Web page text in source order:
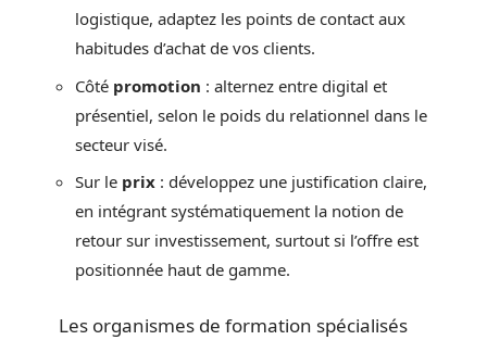
logistique, adaptez les points de contact aux
habitudes d’achat de vos clients.
Côté promotion : alternez entre digital et
présentiel, selon le poids du relationnel dans le
secteur visé.
Sur le prix : développez une justification claire,
en intégrant systématiquement la notion de
retour sur investissement, surtout si l’offre est
positionnée haut de gamme.
Les organismes de formation spécialisés